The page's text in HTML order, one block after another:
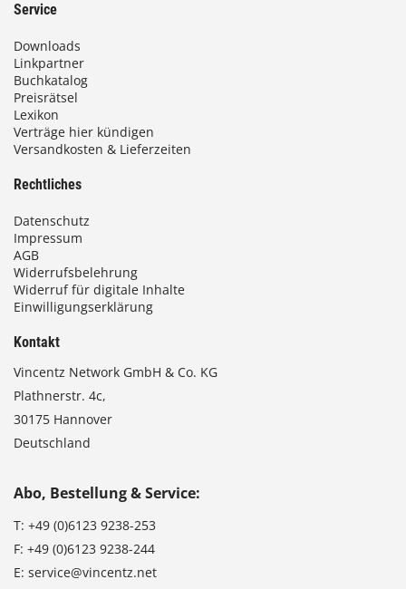
Service
Downloads
Linkpartner
Buchkatalog
Preisrätsel
Lexikon
Verträge hier kündigen
Versandkosten & Lieferzeiten
Rechtliches
Datenschutz
Impressum
AGB
Widerrufsbelehrung
Widerruf für digitale Inhalte
Einwilligungserklärung
Kontakt
Vincentz Network GmbH & Co. KG
Plathnerstr. 4c,
30175 Hannover
Deutschland
Abo, Bestellung & Service:
T: +49 (0)6123 9238-253
F: +49 (0)6123 9238-244
E: service@vincentz.net